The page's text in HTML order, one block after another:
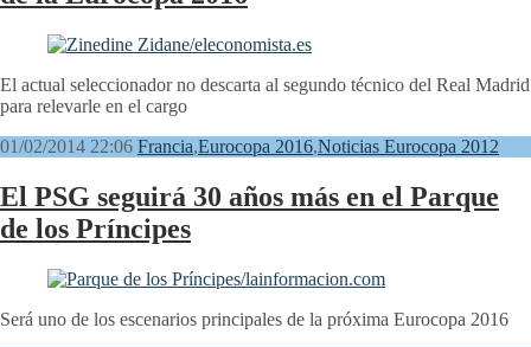
El actual seleccionador no descarta al segundo técnico del Real Madrid
para relevarle en el cargo
01/02/2014 22:06 Francia,Eurocopa 2016,Noticias Eurocopa 2012
El PSG seguirá 30 años más en el Parque
de los Príncipes
Será uno de los escenarios principales de la próxima Eurocopa 2016